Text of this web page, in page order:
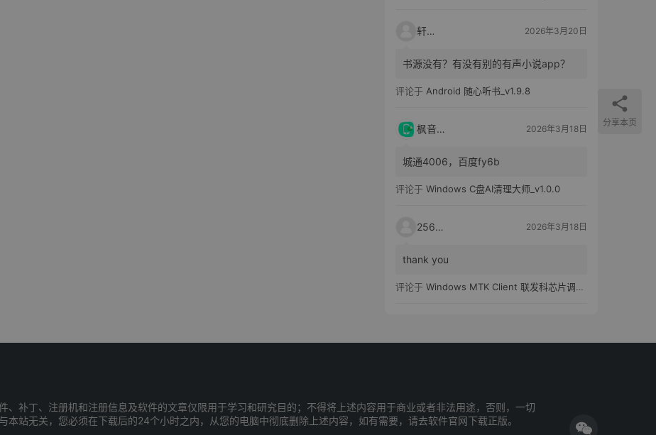
轩爸 2026年3月20日
书源没有？有没有别的有声小说app？
评论于 Android 随心听书_v1.9.8
枫音应用 2026年3月18日
城通4006，百度fy6b
评论于 Windows C盘AI清理大师_v1.0.0
25651 2026年3月18日
thank you
评论于 Windows MTK Client 联发科芯片调试工具_v2.01 汉化版
、补丁、注册机和注册信息及软件的文章仅限用于学习和研究目的；不得将上述内容用于商业或者非法用途，否则，一切
站无关，您必须在下载后的24个小时之内，从您的电脑中彻底删除上述内容，如有需要，请去软件官网下载正版。
分享本页